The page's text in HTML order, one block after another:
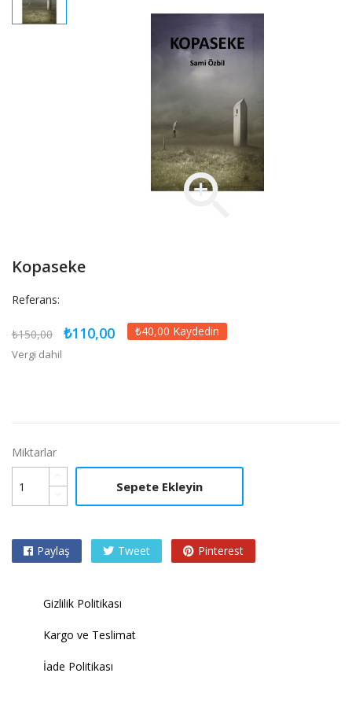

Kopaseke
Referans:
₺150,00 ₺110,00 ₺40,00 Kaydedin
Vergi dahil
Miktarlar
Sepete Ekleyin
Paylaş Tweet Pinterest
Gizlilik Politikası
Kargo ve Teslimat
İade Politikası